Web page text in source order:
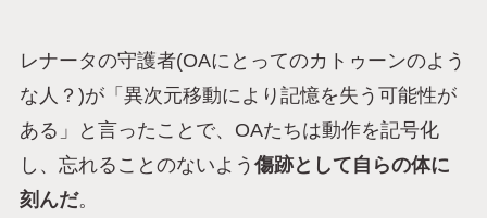
レナータの守護者(OAにとってのカトゥーンのよう
な人？)が「異次元移動により記憶を失う可能性が
ある」と言ったことで、OAたちは動作を記号化
し、忘れることのないよう 傷跡として自らの体に
刻んだ。